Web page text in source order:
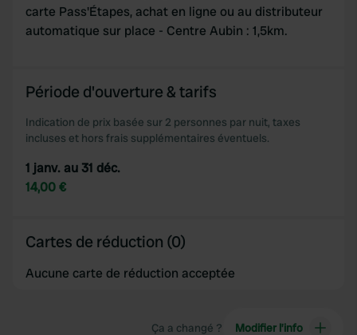
carte Pass'Étapes, achat en ligne ou au distributeur
automatique sur place - Centre Aubin : 1,5km.
Période d'ouverture & tarifs
Indication de prix basée sur 2 personnes par nuit, taxes
incluses et hors frais supplémentaires éventuels.
1 janv. au 31 déc.
14,00 €
Cartes de réduction (0)
Aucune carte de réduction acceptée
Ça a changé ? Modifier l’info